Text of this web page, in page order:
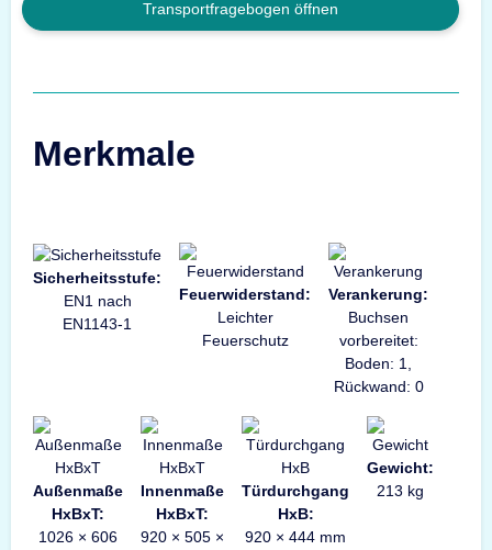
Transportfragebogen öffnen
Merkmale
Sicherheitsstufe:
EN1 nach
EN1143-1
Feuerwiderstand:
Leichter
Feuerschutz
Verankerung:
Buchsen
vorbereitet:
Boden: 1,
Rückwand: 0
Außenmaße
HxBxT:
1026 × 606
Innenmaße
HxBxT:
920 × 505 ×
Türdurchgang
HxB:
920 × 444 mm
Gewicht:
213 kg